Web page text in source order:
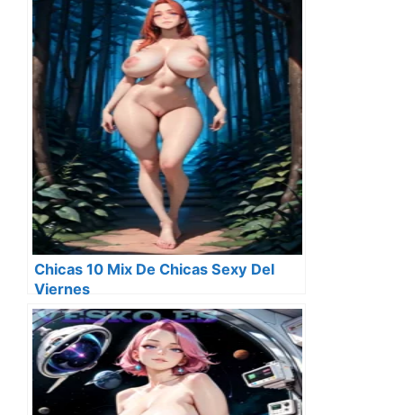
Chicas 10 Mix De Chicas Sexy Del
Viernes